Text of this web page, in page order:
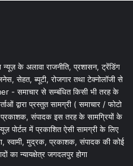
के अलावा राजनीति, प्रशासन, ट्रेंडिंग
सेहत, ब्यूटी, रोजगार तथा टेक्नोलॉजी से
- समाचार से सम्बंधित किसी भी तरह के
द्वारा प्रस्तुत सामग्री ( समाचार / फोटो
प्रकाशक, संपादक इस तरह के सामग्रियों के
पोर्टल में प्रकाशित ऐसी सामग्री के लिए
स्वामी, मुद्रक, प्रकाशक, संपादक की कोई
का न्यायक्षेत्र जगदलपुर होगा